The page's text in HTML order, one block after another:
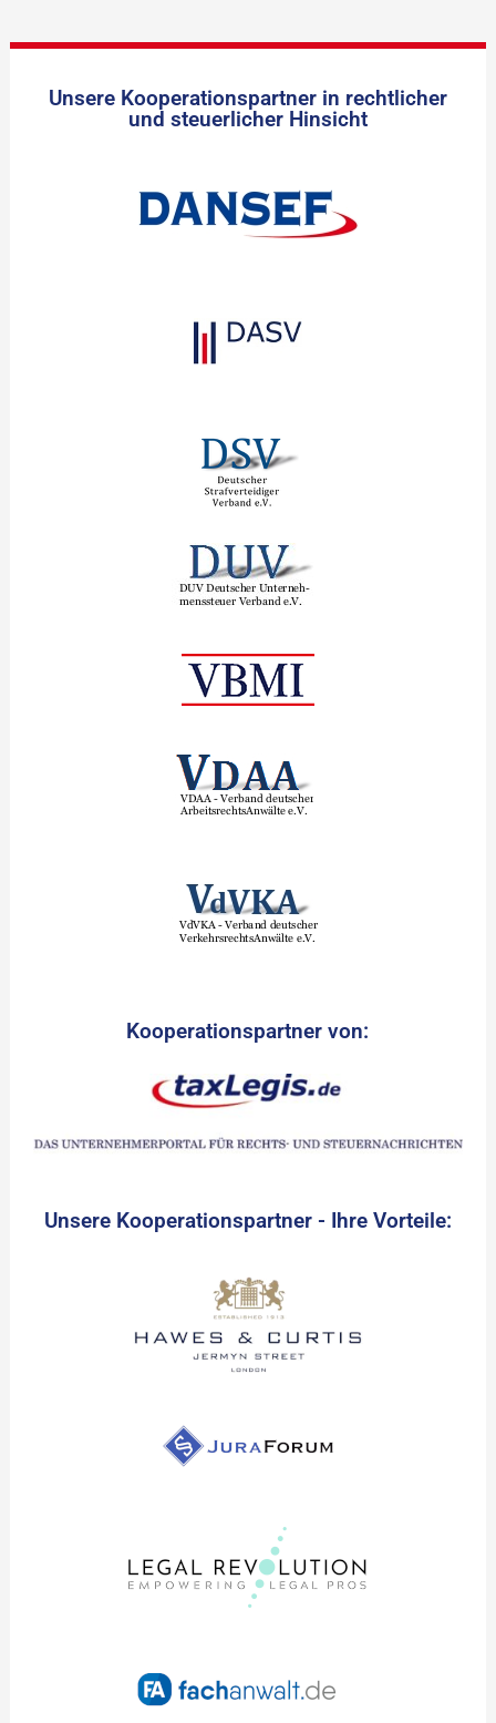
Unsere Kooperationspartner in rechtlicher
und steuerlicher Hinsicht
Kooperationspartner von:
Unsere Kooperationspartner - Ihre Vorteile: